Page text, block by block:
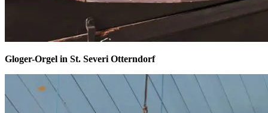
Gloger-Orgel in St. Severi Otterndorf